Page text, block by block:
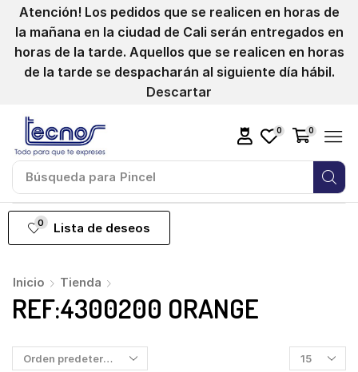
Atención! Los pedidos que se realicen en horas de
la mañana en la ciudad de Cali serán entregados en
horas de la tarde. Aquellos que se realicen en horas
de la tarde se despacharán al siguiente día hábil.
Descartar
Búsqueda para Pincel
0 0
0 Lista de deseos
Inicio Tienda
REF:4300200 ORANGE